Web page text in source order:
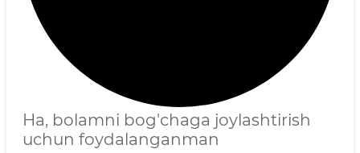
Ha, bolamni bog'chaga joylashtirish
uchun foydalanganman